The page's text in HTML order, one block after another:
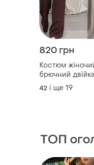
820 грн
Костюм
брючний
42 і ще 19
ТОП